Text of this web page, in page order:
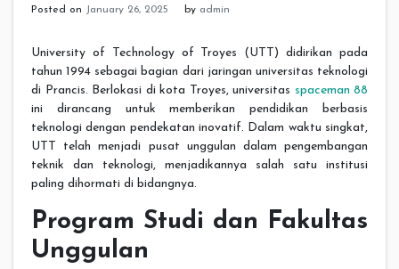
Posted on January 26, 2025 by admin
University of Technology of Troyes (UTT) didirikan pada
tahun 1994 sebagai bagian dari jaringan universitas teknologi
di Prancis. Berlokasi di kota Troyes, universitas spaceman 88
ini dirancang untuk memberikan pendidikan berbasis
teknologi dengan pendekatan inovatif. Dalam waktu singkat,
UTT telah menjadi pusat unggulan dalam pengembangan
teknik dan teknologi, menjadikannya salah satu institusi
paling dihormati di bidangnya.
Program Studi dan Fakultas
Unggulan